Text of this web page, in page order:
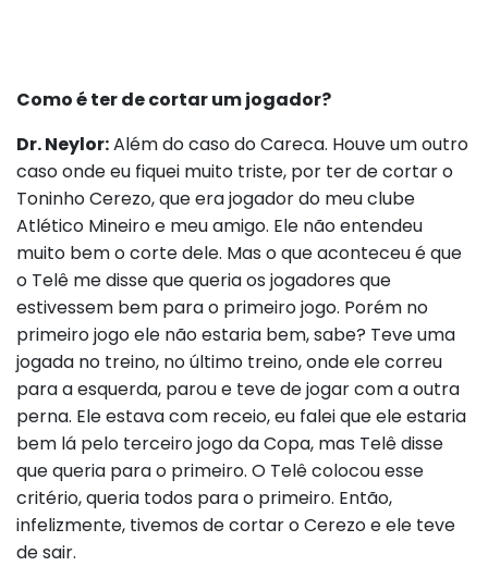
Como é ter de cortar um jogador?
Dr. Neylor:Além do caso do Careca. Houve um outro
caso onde eu fiquei muito triste, por ter de cortar o
Toninho Cerezo, que era jogador do meu clube
Atlético Mineiro e meu amigo. Ele não entendeu
muito bem o corte dele. Mas o que aconteceu é que
o Telê me disse que queria os jogadores que
estivessem bem para o primeiro jogo. Porém no
primeiro jogo ele não estaria bem, sabe? Teve uma
jogada no treino, no último treino, onde ele correu
para a esquerda, parou e teve de jogar com a outra
perna. Ele estava com receio, eu falei que ele estaria
bem lá pelo terceiro jogo da Copa, mas Telê disse
que queria para o primeiro. O Telê colocou esse
critério, queria todos para o primeiro. Então,
infelizmente, tivemos de cortar o Cerezo e ele teve
de sair.